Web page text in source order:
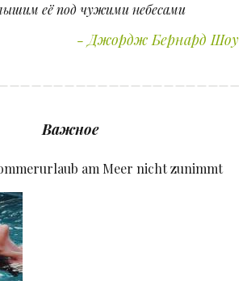
её под чужими небесами
Джордж Бернард Шоу
Важное
am Meer nicht zunimmt